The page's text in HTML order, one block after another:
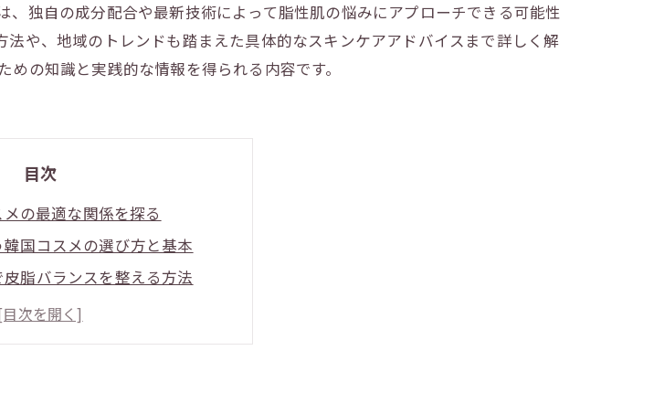
独自の成分配合や最新技術によって脂性肌の悩みにアプローチできる可能性
や、地域のトレンドも踏まえた具体的なスキンケアアドバイスまで詳しく解
の知識と実践的な情報を得られる内容です。
目次
の最適な関係を探る
国コスメの選び方と基本
脂バランスを整える方法
性肌に与える効果とは
者のリアルな口コミ分析